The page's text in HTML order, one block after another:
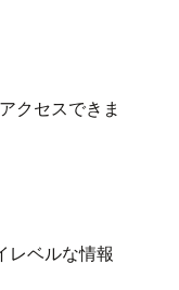
クセスできま
レベルな情報